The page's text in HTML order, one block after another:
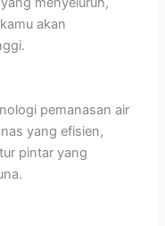
akan
pemanasan air
yang efisien,
pintar yang